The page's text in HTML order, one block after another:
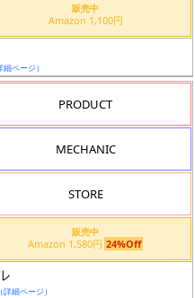
販売中
Amazon 1,100円
細ページ）
PRODUCT
MECHANIC
STORE
販売中
Amazon 1,580円 24%Off
（詳細ページ）